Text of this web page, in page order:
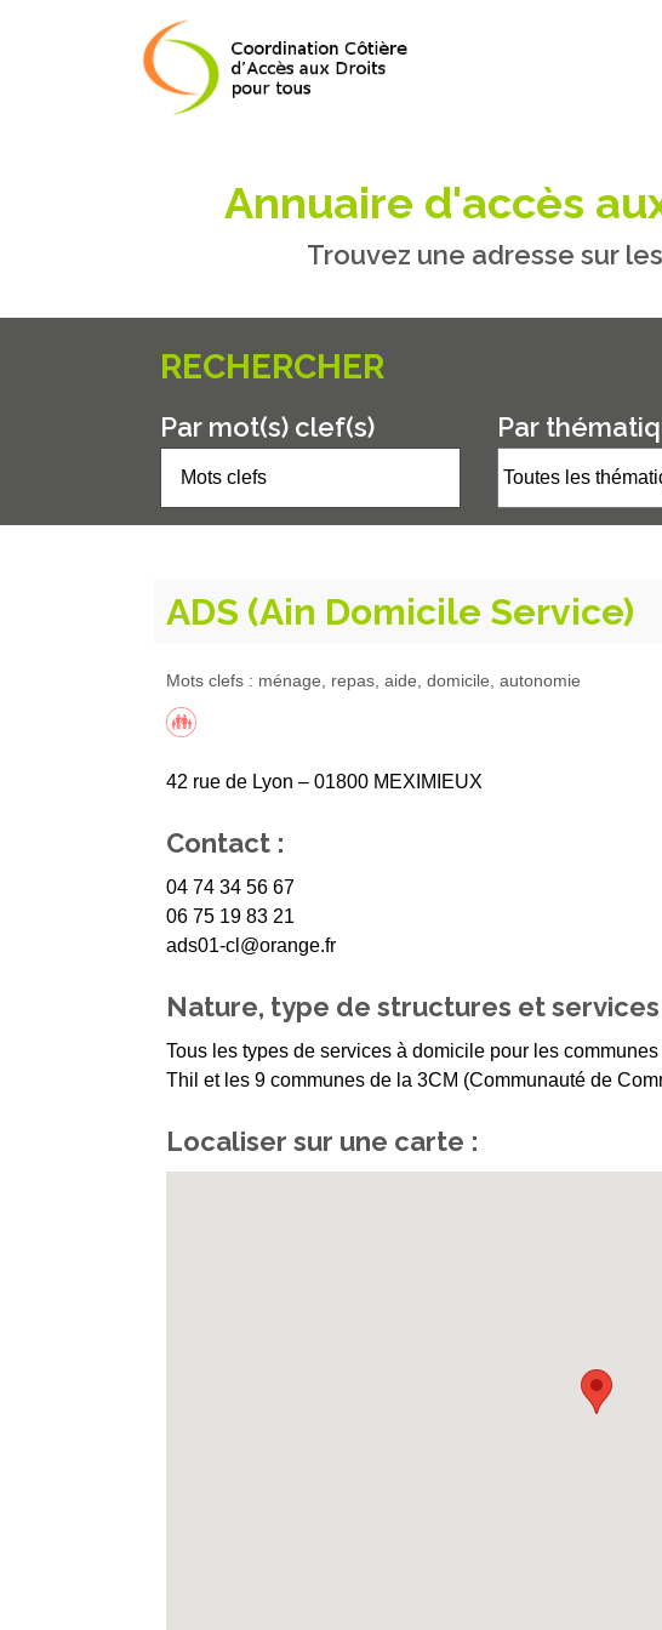
Annuaire d'accès
Trouvez une adresse sur
RECHERCHER
Par mot(s) clef(s) Par
ADS (Ain Domicile Service)
Mots clefs : ménage, repas, aide, domicile, autonomie
42 rue de Lyon – 01800 MEXIMIEUX
Contact :
04 74 34 56 67
06 75 19 83 21
ads01-cl@orange.fr
Nature, type de structures et services
Tous les types de services à domicile pour les
Thil et les 9 communes de la 3CM (Communauté de
Localiser sur une carte :